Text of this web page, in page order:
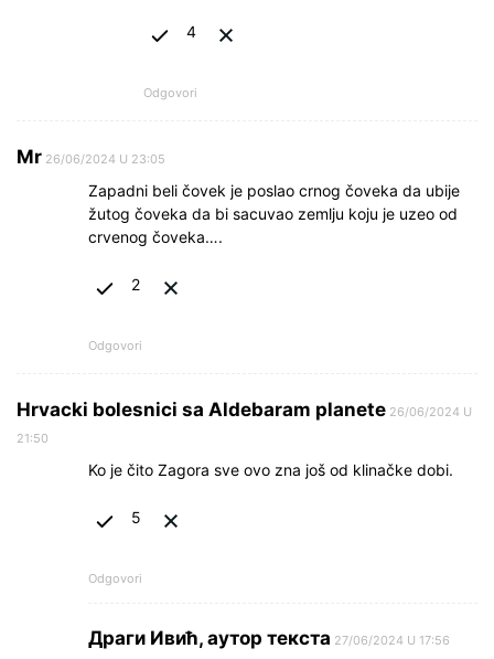
4
Odgovori
Mr 26/06/2024 U 23:05
Zapadni beli čovek je poslao crnog čoveka da ubije
žutog čoveka da bi sacuvao zemlju koju je uzeo od
crvenog čoveka….
2
Odgovori
Hrvacki bolesnici sa Aldebaram planete 26/06/2024 U
21:50
Ko je čito Zagora sve ovo zna još od klinačke dobi.
5
Odgovori
Драги Ивић, аутор текста 27/06/2024 U 17:56